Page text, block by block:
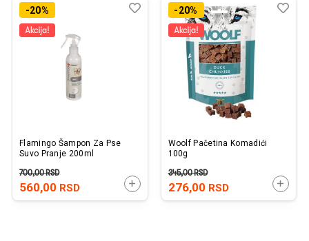
-20%
Flamingo Šampon Za Pse
Suvo Pranje 200ml
560,00 RSD
700,00RSD
DODAJTE U KORPU
Dodaj
Uporedi-20%
Woolf Pačetina Komadići
100g
276,00 RSD
345,00RSD